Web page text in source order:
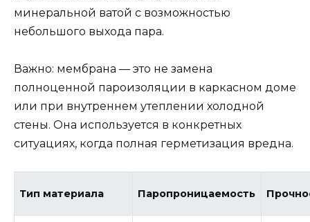
минеральной ватой с возможностью
небольшого выхода пара.
Важно: мембрана — это не замена
полноценной пароизоляции в каркасном доме
или при внутреннем утеплении холодной
стены. Она используется в конкретных
ситуациях, когда полная герметизация вредна.
Тип материала Паропроницаемость